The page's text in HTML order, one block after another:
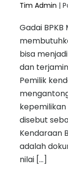
Tim Admin |
Gadai
bisa
dan
Pemilik
disebut
Kendaraan
adalah
nilai […]